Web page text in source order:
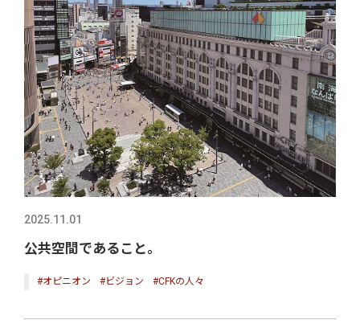
2025.11.01
公共空間であること。
#オピニオン #ビジョン #CFKの人々